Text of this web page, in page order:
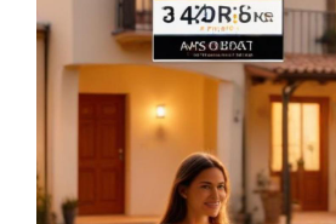
vecindario, logró vender su casa
justo.
Caso 3: Los hermanos López
Los hermanos López heredaron una
Abrera que necesitaba algunas
Inicialmente pensaron que podrían